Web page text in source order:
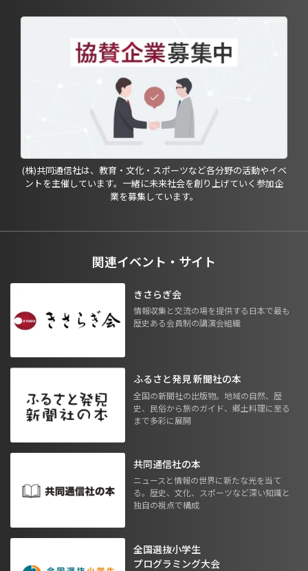
(株)共同通信社は、教育・文化・スポーツなど各分野の活動やイベ
ントを主催しています。一緒に未来社会を創り上げていく参加企
業を募集しています。
関連イベント・サイト
きさらぎ会
情報収集と交流の場を提供する日本で最も
歴史ある会員制の講演会組織
ふるさと発見 新聞社の本
全国の新聞社の出版物。地域の自然、歴
史、民俗から旅のガイド、郷土料理に至る
まで多彩に展開
共同通信社の本
ニュースと情報の世界に新たな光を当て
る。歴史、文化、スポーツなど深い知識と
独自の視点で構成
全国選抜小学生
プログラミング大会